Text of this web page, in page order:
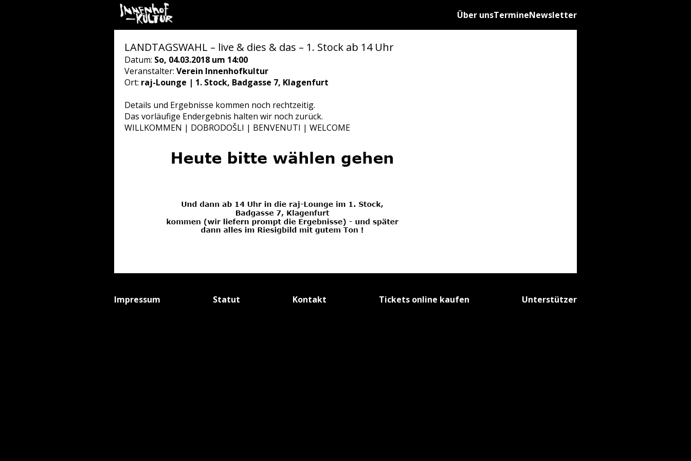
Über unsTermineNewsletter
LANDTAGSWAHL – live & dies & das – 1. Stock ab 14 Uhr
Datum: So, 04.03.2018 um 14:00
Veranstalter: Verein Innenhofkultur
Ort: raj-Lounge | 1. Stock, Badgasse 7, Klagenfurt
Details und Ergebnisse kommen noch rechtzeitig.
Das vorläufige Endergebnis halten wir noch zurück.
WILLKOMMEN | DOBRODOŠLI | BENVENUTI | WELCOME
Impressum Statut Kontakt Tickets online kaufen Unterstützer